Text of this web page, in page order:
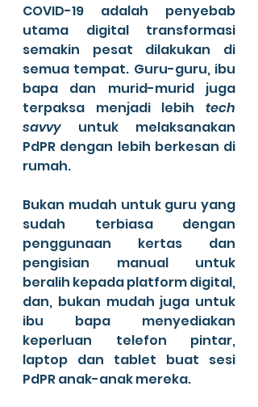
COVID-19 adalah penyebab
utama digital transformasi
semakin pesat dilakukan di
semua tempat. Guru-guru, ibu
bapa dan murid-murid juga
terpaksa menjadi lebih tech
savvy untuk melaksanakan
PdPR dengan lebih berkesan di
rumah.
Bukan mudah untuk guru yang
sudah terbiasa dengan
penggunaan kertas dan
pengisian manual untuk
beralih kepada platform digital,
dan, bukan mudah juga untuk
ibu bapa menyediakan
keperluan telefon pintar,
laptop dan tablet buat sesi
PdPR anak-anak mereka.